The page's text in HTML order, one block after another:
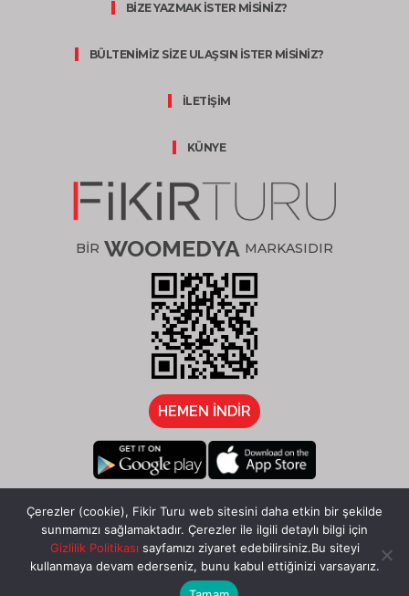
BİZE YAZMAK İSTER MİSİNİZ?
BÜLTENİMİZ SİZE ULAŞSIN İSTER MİSİNİZ?
İLETİŞİM
KÜNYE
BİR WOOMEDYA MARKASIDIR
HEMEN İNDİR
Çerezler (cookie), Fikir Turu web sitesini daha etkin bir şekilde
sunmamızı sağlamaktadır. Çerezler ile ilgili detaylı bilgi için
Gizlilik Politikası sayfamızı ziyaret edebilirsiniz.Bu siteyi
kullanmaya devam ederseniz, bunu kabul ettiğinizi varsayarız.